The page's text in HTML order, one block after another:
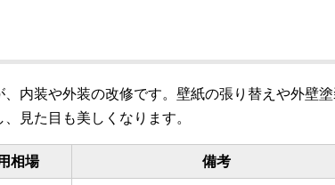
内装や外装の改修です。壁紙の張り替えや外壁
見た目も美しくなります。
相場
備考